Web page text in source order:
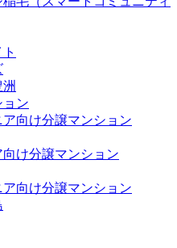
ョン
向け分譲マンション
け分譲マンション
向け分譲マンション